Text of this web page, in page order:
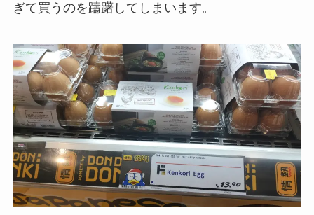
ぎて買うのを躊躇してしまいます。